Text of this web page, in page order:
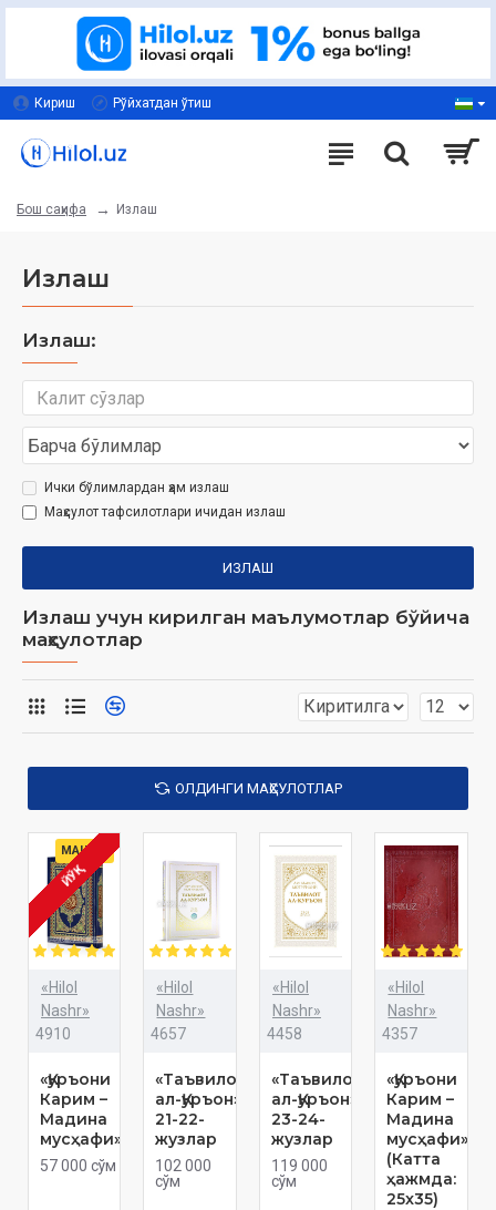
Кириш Рўйхатдан ўтиш
Бош саҳифа Излаш
Излаш
Излаш:
Ички бўлимлардан ҳам излаш
Маҳсулот тафсилотлари ичидан излаш
ИЗЛАШ
Излаш учун кирилган маълумотлар бўйича
маҳсулотлар
ОЛДИНГИ МАҲСУЛОТЛАР
МАШҲУР
ЙЎҚ
«Hilol
Nashr»
4910
«Қуръони
Карим –
Мадина
мусҳафи»
57 000 сўм
«Hilol
Nashr»
4657
«Таъвилот
ал-Қуръон»
21-22-
жузлар
102 000
сўм
«Hilol
Nashr»
4458
«Таъвилот
ал-Қуръон»
23-24-
жузлар
119 000
сўм
«Hilol
Nashr»
4357
«Қуръони
Карим –
Мадина
мусҳафи»
(Катта
ҳажмда:
25x35)